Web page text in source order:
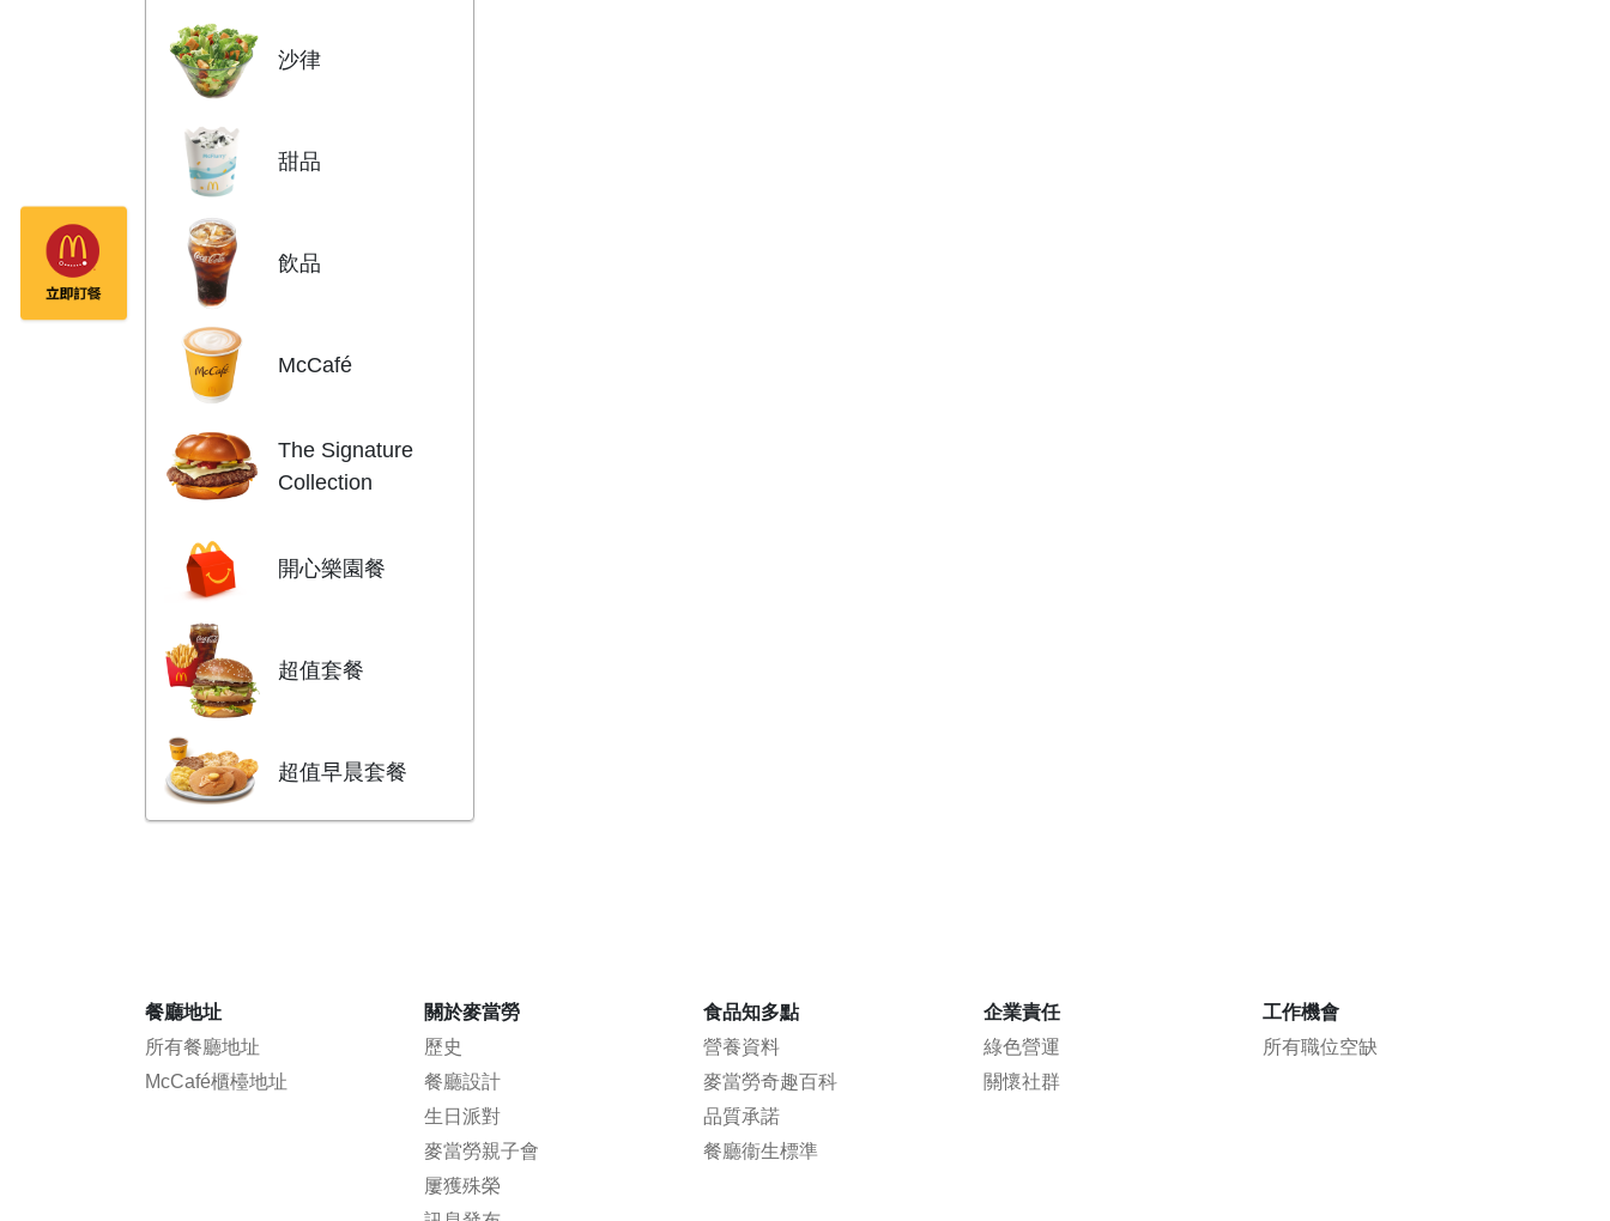
沙律
甜品
飲品
McCafé
The Signature
Collection
開心樂園餐
超值套餐
超值早晨套餐
餐廳地址
所有餐廳地址
McCafé櫃檯地址
關於麥當勞
歷史
餐廳設計
生日派對
麥當勞親子會
屢獲殊榮
食品知多點
營養資料
麥當勞奇趣百科
品質承諾
餐廳衞生標準
企業責任
綠色營運
關懷社群
工作機會
所有職位空缺